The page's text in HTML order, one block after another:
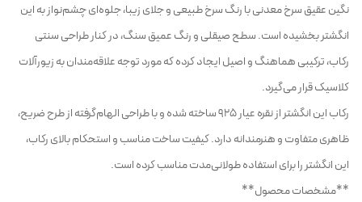
نگین عقیق سرخ معدنی با رنگ سرخ طبیعی و جلای زیبا، جلوه‌ای چشم‌نواز به این
انگشتر بخشیده است. سطح صیقلی و رنگ عمیق سنگ، در کنار طراحی سنتی
رکاب، ترکیبی هماهنگ و اصیل ایجاد کرده که مورد توجه علاقه‌مندان به زیورآلات
کلاسیک قرار می‌گیرد.
رکاب این انگشتر از نقره عیار 925 ساخته شده و با طراحی الهام‌گرفته از طرح ضریح،
ظاهری متفاوت و هنرمندانه دارد. کیفیت ساخت مناسب و استحکام بالای رکاب،
این انگشتر را برای استفاده طولانی‌مدت مناسب کرده است.
**مشخصات محصول**